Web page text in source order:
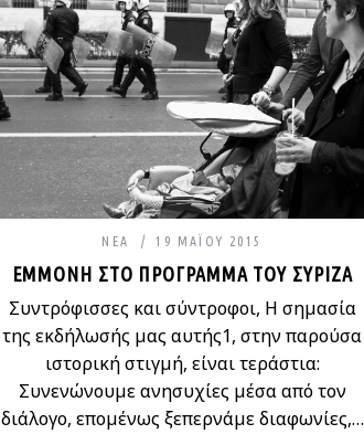
ΝΈΑ 19 ΜΑΪ́ΟΥ 2015
ΕΜΜΟΝΉ ΣΤΟ ΠΡΌΓΡΑΜΜΑ ΤΟΥ ΣΥΡΙΖΑ
Συντρόφισσες και σύντροφοι, Η σημασία
της εκδήλωσής μας αυτής1, στην παρούσα
ιστορική στιγμή, είναι τεράστια:
Συνενώνουμε ανησυχίες μέσα από τον
διάλογο, επομένως ξεπερνάμε διαφωνίες,…